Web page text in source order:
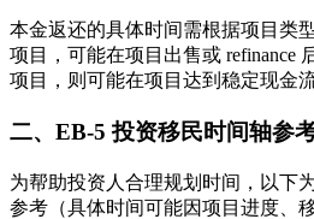
本金返还的具体时间需根据项目类
项目，可能在项目出售或 refinance
项目，则可能在项目达到稳定现金
二、EB-5 投资移民时间轴参
为帮助投资人合理规划时间，以下
参考（具体时间可能因项目进度、